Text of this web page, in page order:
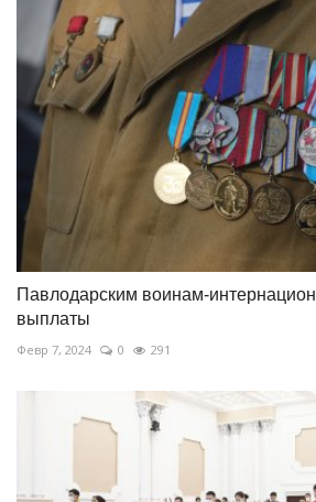
Павлодарским воинам-
выплаты
Февр 7, 2024 0 291